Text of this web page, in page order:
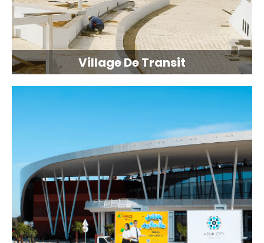
Village De Transit